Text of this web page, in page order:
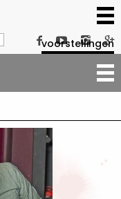
   
voorstellingen